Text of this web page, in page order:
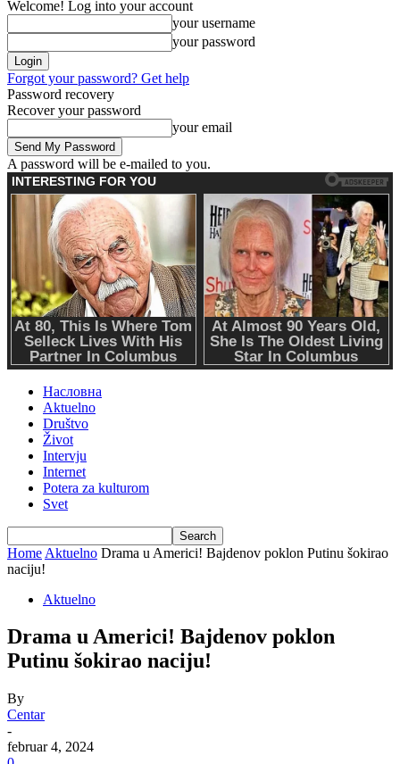
Welcome! Log into your account
your username
your password
Forgot your password? Get help
Password recovery
Recover your password
your email
A password will be e-mailed to you.
Насловна
Aktuelno
Društvo
Život
Intervju
Internet
Potera za kulturom
Svet
Home Aktuelno Drama u Americi! Bajdenov poklon Putinu šokirao
naciju!
Aktuelno
Drama u Americi! Bajdenov poklon
Putinu šokirao naciju!
By
Centar
-
februar 4, 2024